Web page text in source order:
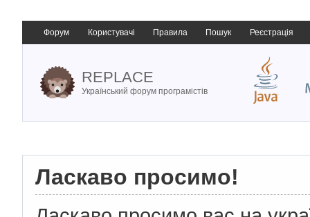
Форум Користувачі Правила Пошук Реєстрація
REPLACE
Український форум програмістів
Ласкаво просимо!